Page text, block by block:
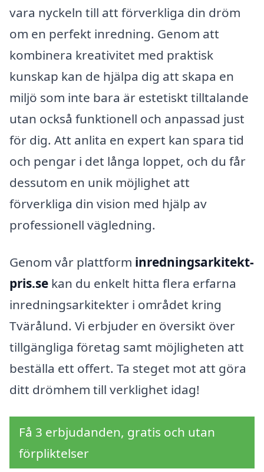
vara nyckeln till att förverkliga din dröm
om en perfekt inredning. Genom att
kombinera kreativitet med praktisk
kunskap kan de hjälpa dig att skapa en
miljö som inte bara är estetiskt tilltalande
utan också funktionell och anpassad just
för dig. Att anlita en expert kan spara tid
och pengar i det långa loppet, och du får
dessutom en unik möjlighet att
förverkliga din vision med hjälp av
professionell vägledning.
Genom vår plattform inredningsarkitekt-
pris.se kan du enkelt hitta flera erfarna
inredningsarkitekter i området kring
Tvärålund. Vi erbjuder en översikt över
tillgängliga företag samt möjligheten att
beställa ett offert. Ta steget mot att göra
ditt drömhem till verklighet idag!
Få 3 erbjudanden, gratis och utan
förpliktelser